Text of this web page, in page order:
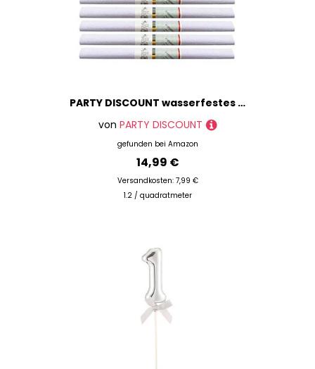
PARTY DISCOUNT wasserfestes Krepppapier | 250x50 cm | Feinkrepp Maibaum Dekoration Farbecht (Weiß, 10 Rollen)
von PARTY DISCOUNT
gefunden bei Amazon
14,99 €
Versandkosten: 7,99 €
1.2 / quadratmeter